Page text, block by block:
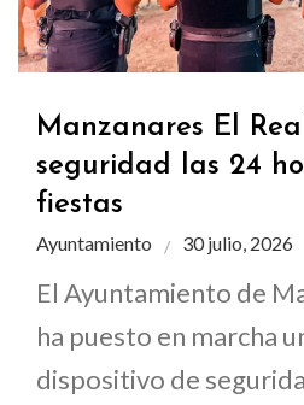
Manzanares El
seguridad las 24
fiestas
Ayuntamiento 30 julio, 2026
El Ayuntamiento de
ha puesto en marcha
dispositivo de